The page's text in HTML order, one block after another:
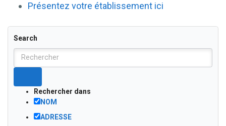
Présentez votre établissement ici
Search
Rechercher dans
NOM
ADRESSE